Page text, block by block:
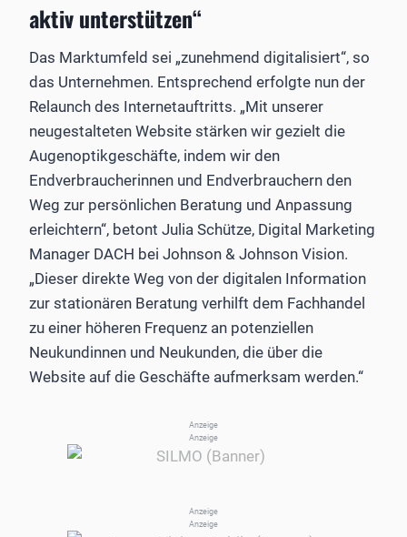
aktiv unterstützen“
Das Marktumfeld sei „zunehmend digitalisiert“, so
das Unternehmen. Entsprechend erfolgte nun der
Relaunch des Internetauftritts. „Mit unserer
neugestalteten Website stärken wir gezielt die
Augenoptikgeschäfte, indem wir den
Endverbraucherinnen und Endverbrauchern den
Weg zur persönlichen Beratung und Anpassung
erleichtern“, betont Julia Schütze, Digital Marketing
Manager DACH bei Johnson & Johnson Vision.
„Dieser direkte Weg von der digitalen Information
zur stationären Beratung verhilft dem Fachhandel
zu einer höheren Frequenz an potenziellen
Neukundinnen und Neukunden, die über die
Website auf die Geschäfte aufmerksam werden.“
Anzeige
Anzeige
Anzeige
Anzeige